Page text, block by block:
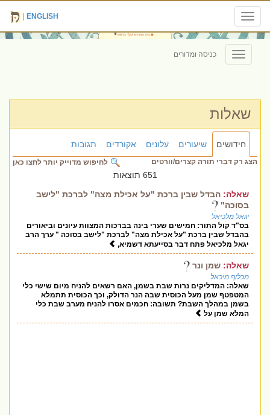
Toggle
navigation
ENGLISH
Toggle
navigation
כניסה ומדורים
שאלות
חידושים שיעורים עלונים אקורדים תגובות
לחיפוש מדוייק יותר לחצו כאן הצג רק דברי תורה קצרים/וורטים
651 תוצאות
שאלה: הבדל שבין ברכת "על אכילת מצה" לברכת "לישב
בסוכה"
יגאל מלכיאל
בס"ד קול התור: חמישים שערי בינה בברכות המצוות עיונים וביאורים
בהבדל שבין ברכת "על אכילת מצה" לברכת "לישב בסוכה " ערך הרב
יגאל מלכיאל פתח דבר בסייעתא דשמיא,
שאלה: שמן ונר
מכלוף מיכאל
שאלה: המדליקים נרות שבת בשמן, האם רשאים להניח מיום שישי כלי
המטפטף שמן מעל הכוסית שבה הנר הדולק, וכך הכוסית תתמלא
בשמן במהלך השבת? תשובה: חכמים אסרו להניח מערב שבת כלי
המלא שמן על